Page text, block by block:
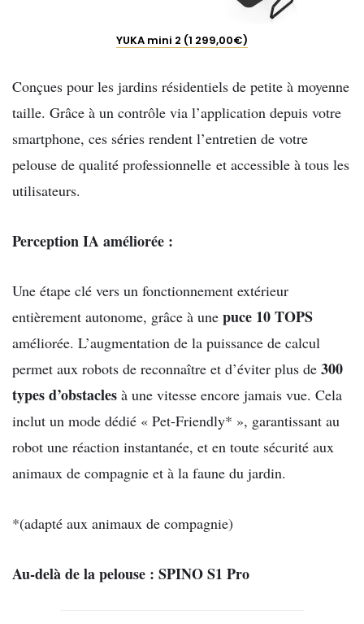
YUKA mini 2 (1 299,00€)
Conçues pour les jardins résidentiels de petite à moyenne
taille. Grâce à un contrôle via l’application depuis votre
smartphone, ces séries rendent l’entretien de votre
pelouse de qualité professionnelle et accessible à tous les
utilisateurs.
Perception IA améliorée :
Une étape clé vers un fonctionnement extérieur
entièrement autonome, grâce à une puce 10 TOPS
améliorée. L’augmentation de la puissance de calcul
permet aux robots de reconnaître et d’éviter plus de 300
types d’obstacles à une vitesse encore jamais vue. Cela
inclut un mode dédié « Pet-Friendly* », garantissant au
robot une réaction instantanée, et en toute sécurité aux
animaux de compagnie et à la faune du jardin.
*(adapté aux animaux de compagnie)
Au-delà de la pelouse : SPINO S1 Pro